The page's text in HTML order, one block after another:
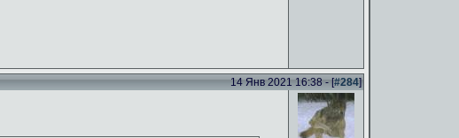
14 Янв 2021 16:38 - [#284]